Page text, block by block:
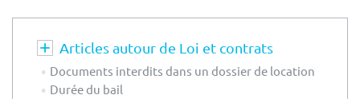
Articles autour de Loi et contrats
Documents interdits dans un dossier de location
Durée du bail